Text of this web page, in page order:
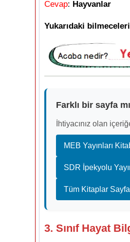
Cevap: Hayvanlar
Yukarıdaki
Farklı bir sayfa
İhtiyacınız olan
MEB Yayınları
SDR İpekyolu
Tüm Kitaplar
3. Sınıf Hayat